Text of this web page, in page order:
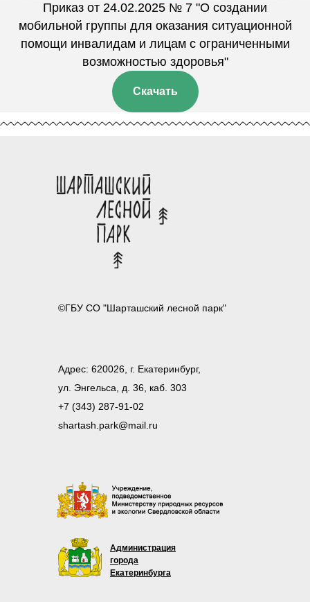
Приказ от 24.02.2025 № 7 "О создании
мобильной группы для оказания ситуационной
помощи инвалидам и лицам с ограниченными
возможностью здоровья"
Скачать
©ГБУ СО "Шарташский лесной парк"
Адрес: 620026, г. Екатеринбург,
ул. Энгельса, д. 36, каб. 303
+7 (343) 287-91-02
shartash.park@mail.ru
Администрация
города
Екатеринбурга